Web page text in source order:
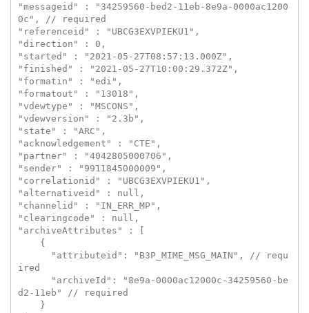
"messageid" : "34259560-bed2-11eb-8e9a-0000ac1200
0c", // required
"referenceid" : "UBCG3EXVPIEKU1",
"direction" : 0,
"started" : "2021-05-27T08:57:13.000Z",
"finished" : "2021-05-27T10:00:29.372Z",
"formatin" : "edi",
"formatout" : "13018",
"vdewtype" : "MSCONS",
"vdewversion" : "2.3b",
"state" : "ARC",
"acknowledgement" : "CTE",
"partner" : "4042805000706",
"sender" : "9911845000009",
"correlationid" : "UBCG3EXVPIEKU1",
"alternativeid" : null,
"channelid" : "IN_ERR_MP",
"clearingcode" : null,
"archiveAttributes" : [
ired
d2-11eb" // required